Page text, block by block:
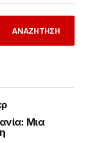
ΑΝΑΖΗΤΗΣΗ
Μια